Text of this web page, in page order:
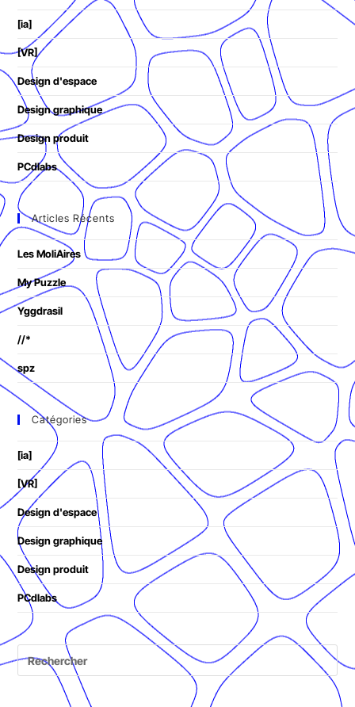
[ia]
[VR]
Design d'espace
Design graphique
Design produit
PCdlabs
Articles Récents
Les MoliAires
My Puzzle
Yggdrasil
//*
spz
Catégories
[ia]
[VR]
Design d'espace
Design graphique
Design produit
PCdlabs